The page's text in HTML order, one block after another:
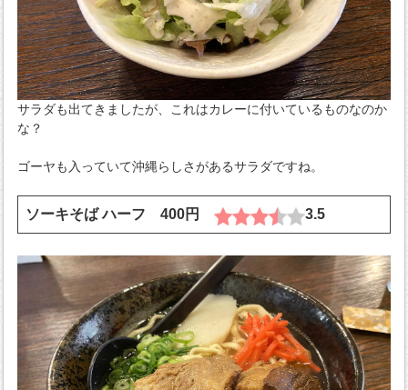
サラダも出てきましたが、これはカレーに付いているものなのか
な？
ゴーヤも入っていて沖縄らしさがあるサラダですね。
ソーキそば ハーフ 400円 3.5